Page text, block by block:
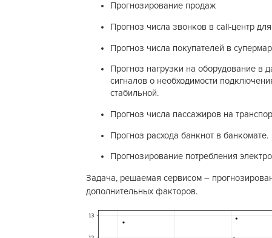
Прогнозирование продаж
Прогноз числа звонков в call-центр
Прогноз числа покупателей в
Прогноз нагрузки на оборудование в
сигналов о необходимости
стабильной.
Прогноз числа пассажиров на
Прогноз расхода банкнот в банкомате.
Прогнозирование потребления
Задача, решаемая сервисом –
дополнительных факторов.